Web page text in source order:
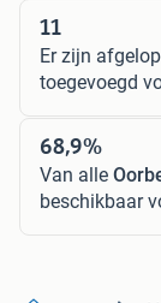
11
Er zijn
toegevoegd
68,9%
Van alle
beschikbaar